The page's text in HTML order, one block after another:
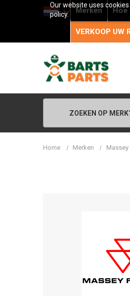
Our website uses
policy.
Merken Hoe
VERKOOP UW
ZOEKEN OP
Home Merken Massey